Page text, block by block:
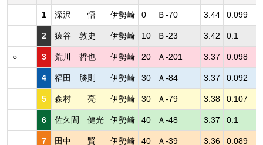
1 深沢 悟 伊勢崎 0 Ｂ-70 3.44 0.099
2 猿谷 敦史 伊勢崎 10 Ｂ-23 3.42 0.1
○ 3 荒川 哲也 伊勢崎 20 Ａ-201 3.37 0.098
4 福田 勝則 伊勢崎 30 Ａ-84 3.37 0.092
5 森村 亮 伊勢崎 30 Ａ-79 3.38 0.107
6 佐久間 健光 伊勢崎 40 Ａ-48 3.37 0.1
7 田中 賢 伊勢崎 40 Ａ-39 3.36 0.089